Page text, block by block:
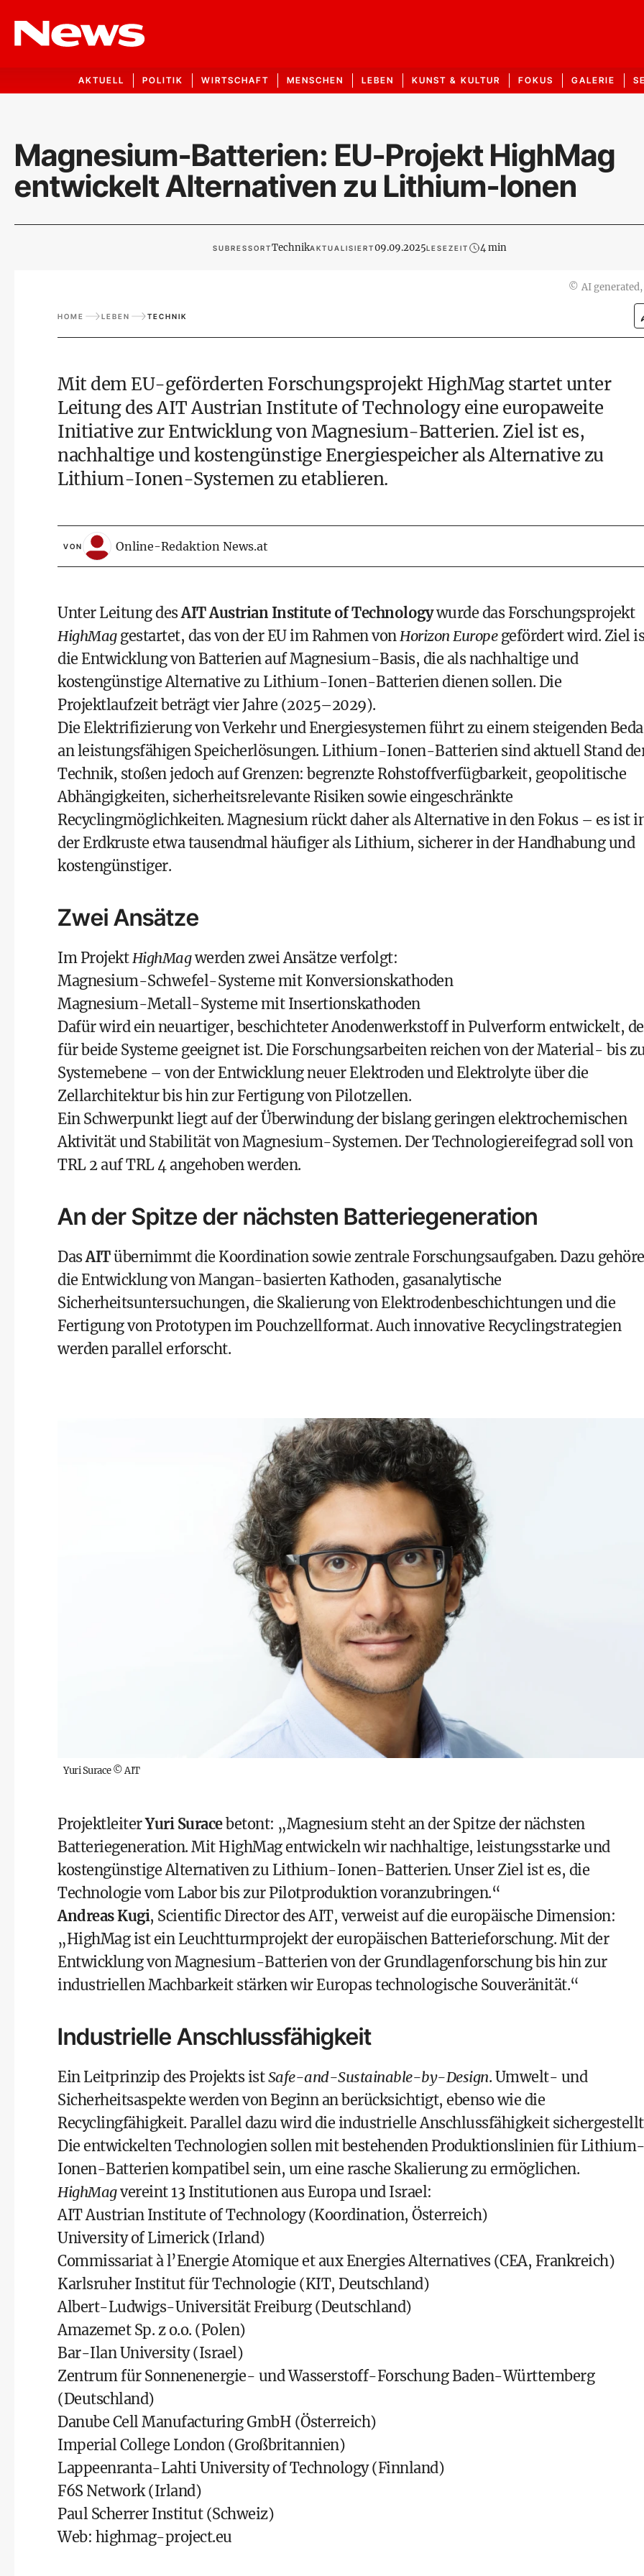
AKTUELL POLITIK WIRTSCHAFT MENSCHEN LEBEN KUNST & KULTUR FOKUS GALERIE
Magnesium-Batterien: EU-Projekt HighMag
entwickelt Alternativen zu Lithium-Ionen
SUBRESSORTTechnikAKTUALISIERT09.09.2025LESEZEIT 4 min
© AI
HOME LEBEN TECHNIK
Mit dem EU-geförderten Forschungsprojekt HighMag startet unter
Leitung des AIT Austrian Institute of Technology eine europaweite
Initiative zur Entwicklung von Magnesium-Batterien. Ziel ist es,
nachhaltige und kostengünstige Energiespeicher als Alternative zu
Lithium-Ionen-Systemen zu etablieren.
VON Online-Redaktion News.at
Unter Leitung desAIT Austrian Institute of Technologywurde das Forschungsprojekt
HighMaggestartet, das von der EU im Rahmen vonHorizon Europegefördert wird. Ziel
die Entwicklung von Batterien auf Magnesium-Basis, die als nachhaltige und
kostengünstige Alternative zu Lithium-Ionen-Batterien dienen sollen. Die
Projektlaufzeit beträgt vier Jahre (2025–2029).
Die Elektrifizierung von Verkehr und Energiesystemen führt zu einem steigenden
an leistungsfähigen Speicherlösungen. Lithium-Ionen-Batterien sind aktuell Stand
Technik, stoßen jedoch auf Grenzen: begrenzte Rohstoffverfügbarkeit, geopolitische
Abhängigkeiten, sicherheitsrelevante Risiken sowie eingeschränkte
Recyclingmöglichkeiten. Magnesium rückt daher als Alternative in den Fokus – es ist
der Erdkruste etwa tausendmal häufiger als Lithium, sicherer in der Handhabung und
kostengünstiger.
Zwei Ansätze
Im ProjektHighMagwerden zwei Ansätze verfolgt:
Magnesium-Schwefel-Systeme mit Konversionskathoden
Magnesium-Metall-Systeme mit Insertionskathoden
Dafür wird ein neuartiger, beschichteter Anodenwerkstoff in Pulverform entwickelt,
für beide Systeme geeignet ist. Die Forschungsarbeiten reichen von der Material- bis
Systemebene – von der Entwicklung neuer Elektroden und Elektrolyte über die
Zellarchitektur bis hin zur Fertigung von Pilotzellen.
Ein Schwerpunkt liegt auf der Überwindung der bislang geringen elektrochemischen
Aktivität und Stabilität von Magnesium-Systemen. Der Technologiereifegrad soll von
TRL 2 auf TRL 4 angehoben werden.
An der Spitze der nächsten Batteriegeneration
DasAITübernimmt die Koordination sowie zentrale Forschungsaufgaben. Dazu
die Entwicklung von Mangan-basierten Kathoden, gasanalytische
Sicherheitsuntersuchungen, die Skalierung von Elektrodenbeschichtungen und die
Fertigung von Prototypen im Pouchzellformat. Auch innovative Recyclingstrategien
werden parallel erforscht.
Yuri Surace©AIT
ProjektleiterYuri Suracebetont: „Magnesium steht an der Spitze der nächsten
Batteriegeneration. Mit HighMag entwickeln wir nachhaltige, leistungsstarke und
kostengünstige Alternativen zu Lithium-Ionen-Batterien. Unser Ziel ist es, die
Technologie vom Labor bis zur Pilotproduktion voranzubringen.“
Andreas Kugi, Scientific Director des AIT, verweist auf die europäische Dimension:
„HighMag ist ein Leuchtturmprojekt der europäischen Batterieforschung. Mit der
Entwicklung von Magnesium-Batterien von der Grundlagenforschung bis hin zur
industriellen Machbarkeit stärken wir Europas technologische Souveränität.“
Industrielle Anschlussfähigkeit
Ein Leitprinzip des Projekts istSafe-and-Sustainable-by-Design. Umwelt- und
Sicherheitsaspekte werden von Beginn an berücksichtigt, ebenso wie die
Recyclingfähigkeit. Parallel dazu wird die industrielle Anschlussfähigkeit
Die entwickelten Technologien sollen mit bestehenden Produktionslinien für
Ionen-Batterien kompatibel sein, um eine rasche Skalierung zu ermöglichen.
HighMagvereint 13 Institutionen aus Europa und Israel:
AIT Austrian Institute of Technology (Koordination, Österreich)
University of Limerick (Irland)
Commissariat à l’Energie Atomique et aux Energies Alternatives (CEA, Frankreich)
Karlsruher Institut für Technologie (KIT, Deutschland)
Albert-Ludwigs-Universität Freiburg (Deutschland)
Amazemet Sp. z o.o. (Polen)
Bar-Ilan University (Israel)
Zentrum für Sonnenenergie- und Wasserstoff-Forschung Baden-Württemberg
(Deutschland)
Danube Cell Manufacturing GmbH (Österreich)
Imperial College London (Großbritannien)
Lappeenranta-Lahti University of Technology (Finnland)
F6S Network (Irland)
Paul Scherrer Institut (Schweiz)
Web: highmag-project.eu